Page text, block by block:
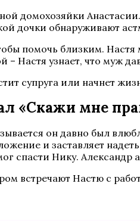
домохозяйки
дочки обнаруживают
помочь близким.
– Настя узнает, что муж
супруга или начнет
«Скажи мне
он давно был
и заставляет
спасти Нику. Александр
встречают Настю с